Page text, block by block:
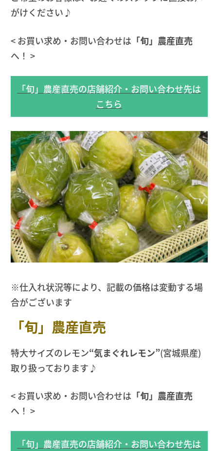
がけください♪
< お買い求め・お問い合わせは 「旬」農産直売
へ！ >
「旬」農産直売の店舗紹介・お問い合わせ先は
こちら
※仕入れ状況等により、記載の価格は変動する場
合がございます
「旬」農産直売
特大サイズのレモン“気まぐれレモン”(宮城県産)
取り扱っております♪
< お買い求め・お問い合わせは 「旬」農産直売
へ！ >
「旬」農産直売の店舗紹介・お問い合わせ先は